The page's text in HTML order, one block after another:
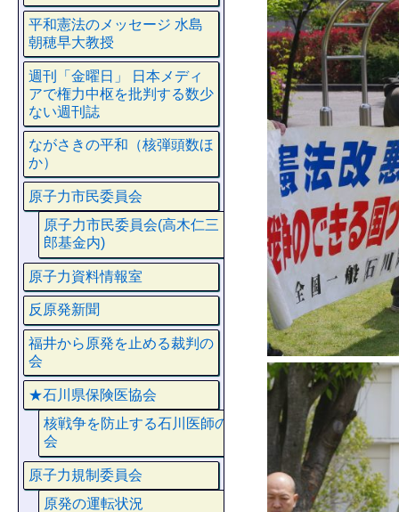
平和憲法のメッセージ 水島
朝穂早大教授
週刊「金曜日」 日本メディ
アで権力中枢を批判する数少
ない週刊誌
ながさきの平和（核弾頭数ほ
か）
原子力市民委員会
原子力市民委員会(高木仁三
郎基金内)
原子力資料情報室
反原発新聞
福井から原発を止める裁判の
会
★石川県保険医協会
核戦争を防止する石川医師の
会
原子力規制委員会
原発の運転状況